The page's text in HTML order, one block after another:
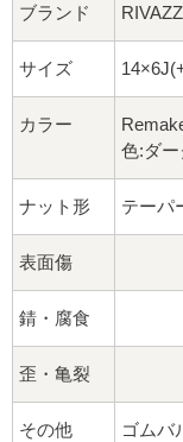
平面座ナット
ロング平面ナ
ショート平面
ロング球面ナ
ショート球面
貫通ナット
袋ナット
ブランド
サイズ
カラー
色:ダ
ナット形 テーパ
表面傷
錆・腐食
歪・亀裂
その他
ゴムバ